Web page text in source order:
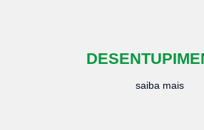
saiba mais